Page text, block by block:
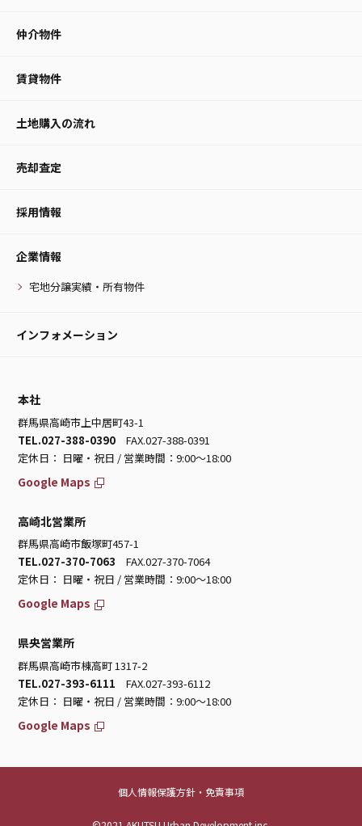
仲介物件
賃貸物件
土地購入の流れ
売却査定
採用情報
企業情報
宅地分譲実績・所有物件
インフォメーション
本社
群馬県高崎市上中居町43-1
TEL.027-388-0390 FAX.027-388-0391
定休日： 日曜・祝日 / 営業時間：9:00～18:00
Google Maps
高崎北営業所
群馬県高崎市飯塚町457-1
TEL.027-370-7063 FAX.027-370-7064
定休日： 日曜・祝日 / 営業時間：9:00～18:00
Google Maps
県央営業所
群馬県高崎市棟高町 1317-2
TEL.027-393-6111 FAX.027-393-6112
定休日： 日曜・祝日 / 営業時間：9:00～18:00
Google Maps
個人情報保護方針・免責事項